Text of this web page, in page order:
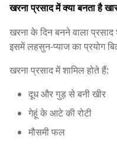
खरना प्रसाद में क्या बनता है
खरना के दिन बनने वाला प्रसाद
इसमें लहसुन-प्याज का प्रयोग
खरना प्रसाद में शामिल होते हैं:
दूध और गुड़ से बनी खीर
गेहूं के आटे की रोटी
मौसमी फल